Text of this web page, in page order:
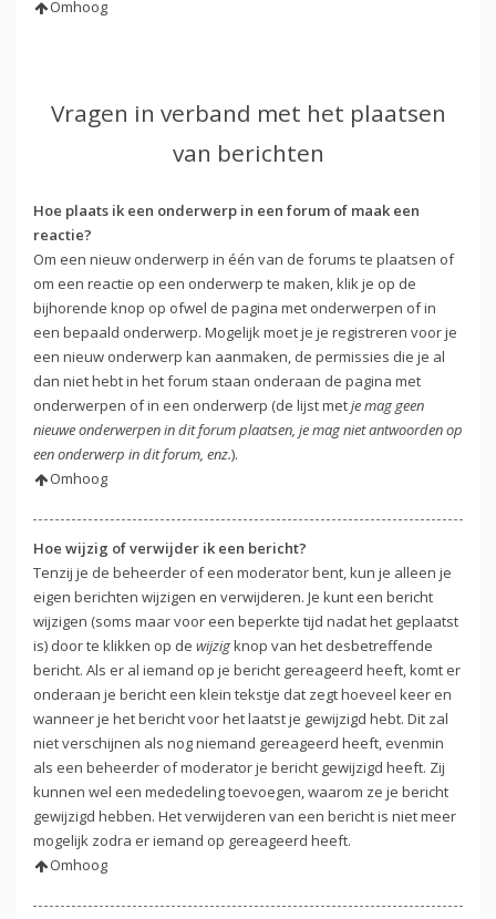
Omhoog
Vragen in verband met het plaatsen
van berichten
Hoe plaats ik een onderwerp in een forum of maak een
reactie?
Om een nieuw onderwerp in één van de forums te plaatsen of
om een reactie op een onderwerp te maken, klik je op de
bijhorende knop op ofwel de pagina met onderwerpen of in
een bepaald onderwerp. Mogelijk moet je je registreren voor je
een nieuw onderwerp kan aanmaken, de permissies die je al
dan niet hebt in het forum staan onderaan de pagina met
onderwerpen of in een onderwerp (de lijst metje mag geen
nieuwe onderwerpen in dit forum plaatsen, je mag niet antwoorden op
een onderwerp in dit forum, enz.).
Omhoog
Hoe wijzig of verwijder ik een bericht?
Tenzij je de beheerder of een moderator bent, kun je alleen je
eigen berichten wijzigen en verwijderen. Je kunt een bericht
wijzigen (soms maar voor een beperkte tijd nadat het geplaatst
is) door te klikken op de wijzigknop van het desbetreffende
bericht. Als er al iemand op je bericht gereageerd heeft, komt er
onderaan je bericht een klein tekstje dat zegt hoeveel keer en
wanneer je het bericht voor het laatst je gewijzigd hebt. Dit zal
niet verschijnen als nog niemand gereageerd heeft, evenmin
als een beheerder of moderator je bericht gewijzigd heeft. Zij
kunnen wel een mededeling toevoegen, waarom ze je bericht
gewijzigd hebben. Het verwijderen van een bericht is niet meer
mogelijk zodra er iemand op gereageerd heeft.
Omhoog